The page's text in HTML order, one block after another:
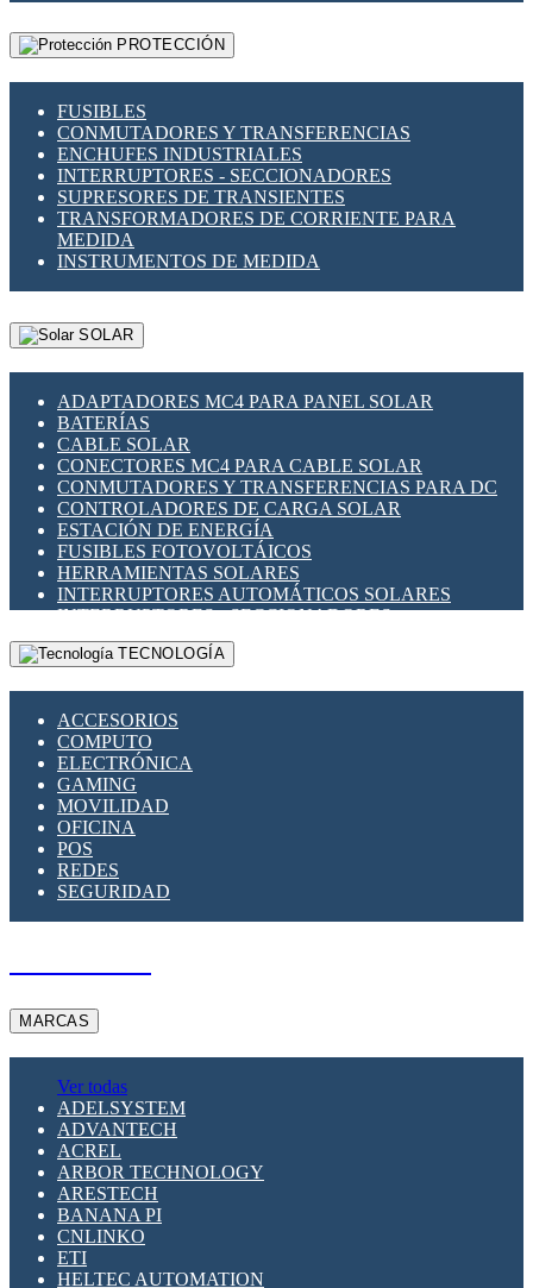
PROTECCIÓN
FUSIBLES
CONMUTADORES Y TRANSFERENCIAS
ENCHUFES INDUSTRIALES
INTERRUPTORES - SECCIONADORES
SUPRESORES DE TRANSIENTES
TRANSFORMADORES DE CORRIENTE PARA
MEDIDA
INSTRUMENTOS DE MEDIDA
SOLAR
ADAPTADORES MC4 PARA PANEL SOLAR
BATERÍAS
CABLE SOLAR
CONECTORES MC4 PARA CABLE SOLAR
CONMUTADORES Y TRANSFERENCIAS PARA DC
CONTROLADORES DE CARGA SOLAR
ESTACIÓN DE ENERGÍA
FUSIBLES FOTOVOLTÁICOS
HERRAMIENTAS SOLARES
INTERRUPTORES AUTOMÁTICOS SOLARES
INTERRUPTORES - SECCIONADORES
FOTOVOLTÁICOS
MONTAJE PANEL SOLAR
SUPRESOR DE TRANSIENTES SPDS PARA
APLICACIONES FOTOVOLTAICAS
TECNOLOGÍA
ACCESORIOS
COMPUTO
ELECTRÓNICA
GAMING
MOVILIDAD
OFICINA
POS
REDES
SEGURIDAD
MARCAS
Ver todas
ADELSYSTEM
ADVANTECH
ACREL
ARBOR TECHNOLOGY
ARESTECH
BANANA PI
CNLINKO
ETI
HELTEC AUTOMATION